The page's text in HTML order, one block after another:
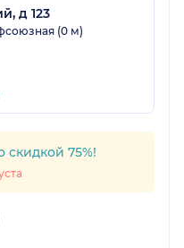
объяснив
Оксана
доверие
как специалист.
лечение
д 123
(0 м)
скидкой 75%!